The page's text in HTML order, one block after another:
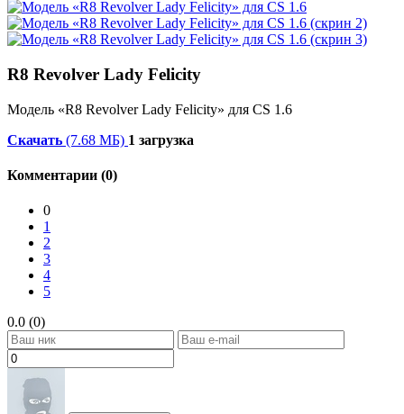
R8 Revolver Lady Felicity
Модель «R8 Revolver Lady Felicity» для CS 1.6
Скачать (7.68 МБ) 1 загрузка
Комментарии (0)
0
1
2
3
4
5
0.0 (0)